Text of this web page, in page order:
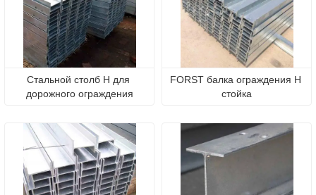
Стальной столб H для
дорожного ограждения
FORST балка ограждения H
стойка